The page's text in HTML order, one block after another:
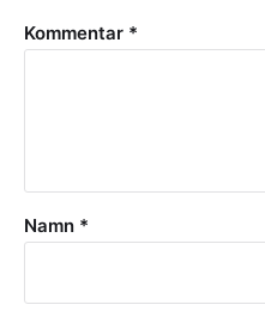
Kommentar *
Namn *